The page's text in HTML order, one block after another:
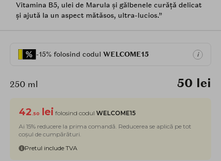
Vitamina B5, ulei de Marula și gălbenele curăță delicat
și ajută la un aspect mătăsos, ultra-lucios.”
-15% folosind codul WELCOME15 i
250 ml 50 lei
42 .50 lei folosind codul WELCOME15
Ai 15% reducere la prima comandă. Reducerea se aplică pe tot
coșul de cumpărături.
Pretul include TVA